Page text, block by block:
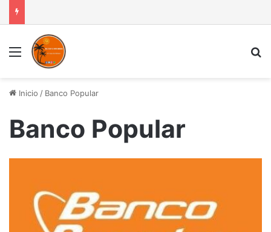
Menú
Inicio / Banco Popular
Banco Popular